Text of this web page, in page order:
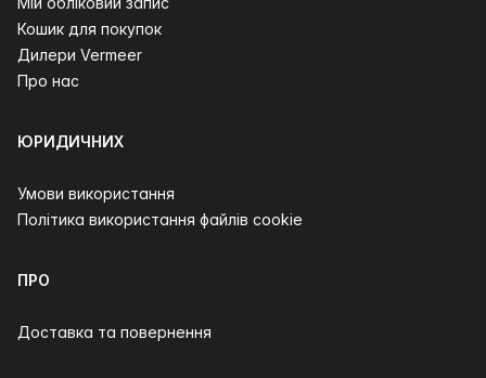
Кошик для покупок
Дилери Vermeer
Про нас
ЮРИДИЧНИХ
Умови використання
Політика використання файлів cookie
ПРО
Доставка та повернення